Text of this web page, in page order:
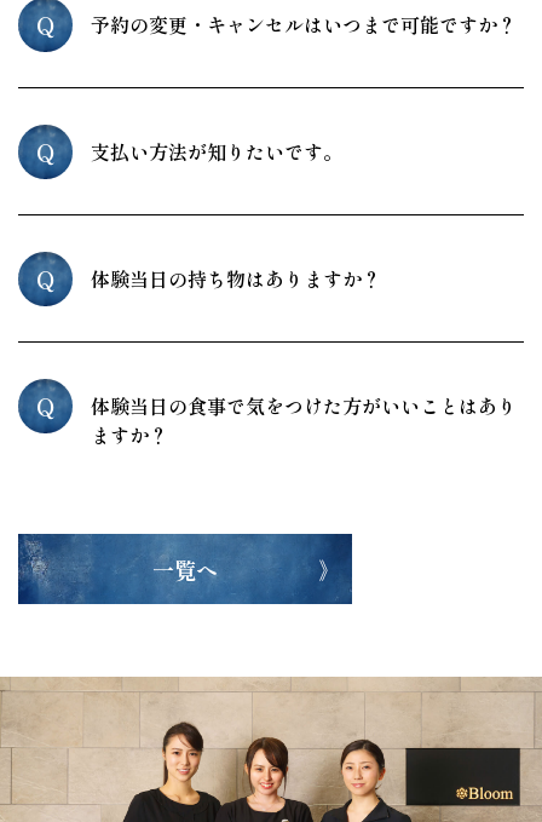
Q 予約の変更・キャンセルはいつまで可能ですか？
Q 支払い方法が知りたいです。
Q 体験当日の持ち物はありますか？
Q
体験当日の食事で気をつけた方がいいことはあり
ますか？
一覧へ